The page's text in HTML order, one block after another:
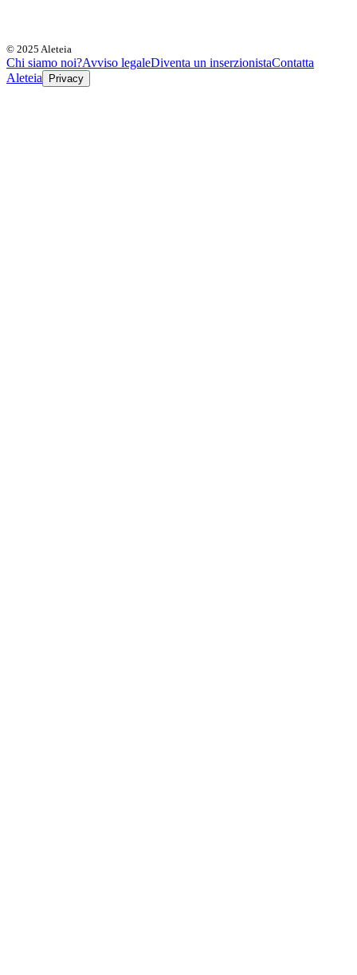
© 2025 Aleteia
Chi siamo noi?Avviso legaleDiventa un inserzionistaContatta
Aleteia
Privacy